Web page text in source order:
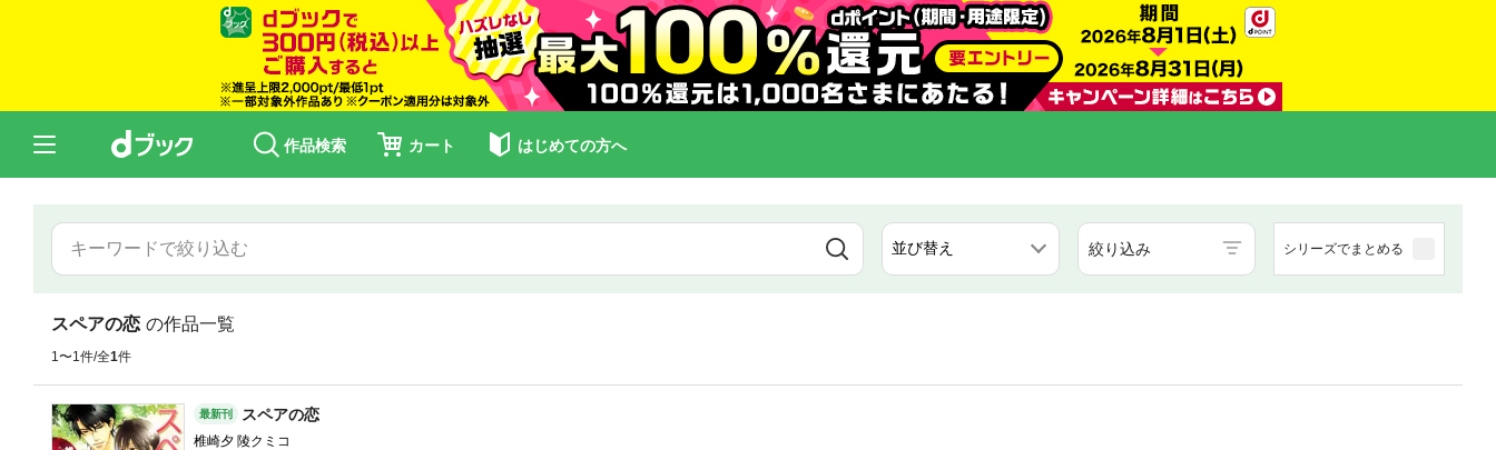
作品検索 カート はじめての方へ
絞り込み シリーズでまとめる
スペアの恋 の作品一覧
1〜1件/全1件
最新刊 スペアの恋
椎崎夕 陵クミコ